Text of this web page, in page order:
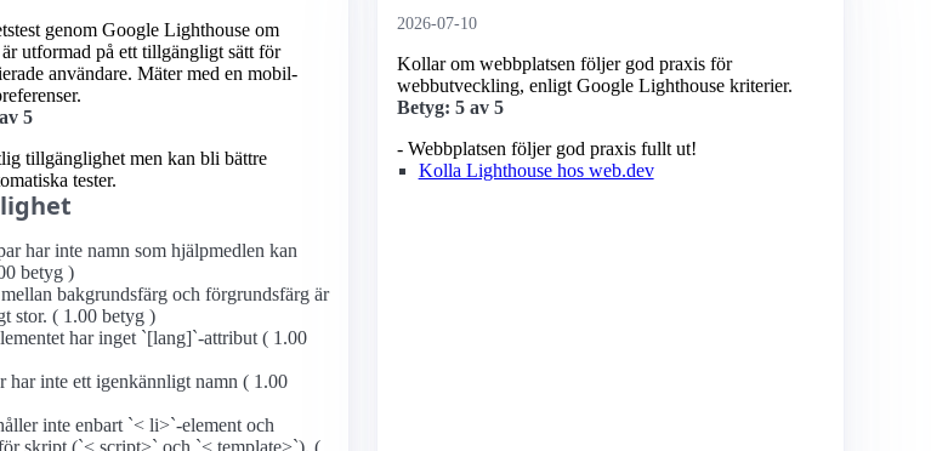
genom Google Lighthouse om
utformad på ett tillgängligt sätt för
användare. Mäter med en mobil­
5
tillgänglighet men kan bli bättre
tester.
har inte namn som hjälpmedlen kan
betyg )
bakgrundsfärg och förgrundsfärg är
stor. ( 1.00 betyg )
har inget `[lang]`-attribut ( 1.00
har inte ett igenkännligt namn ( 1.00
inte enbart `< li>`-element och
skript (`< script>` och `< template>`). (
2026-07-10
Kollar om webbplatsen följer god praxis för
webbutveckling, enligt Google Lighthouse kriterier.
Betyg: 5 av 5
- Webbplatsen följer god praxis fullt ut!
Kolla Lighthouse hos web.dev